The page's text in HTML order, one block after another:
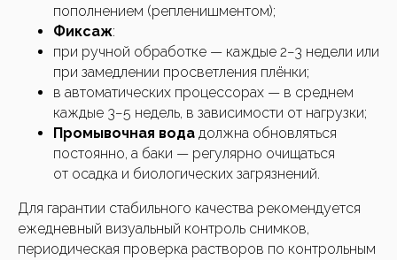
пополнением (репленишментом);
Фиксаж:
при ручной обработке — каждые 2−3 недели или
при замедлении просветления плёнки;
в автоматических процессорах — в среднем
каждые 3−5 недель, в зависимости от нагрузки;
Промывочная вода должна обновляться
постоянно, а баки — регулярно очищаться
от осадка и биологических загрязнений.
Для гарантии стабильного качества рекомендуется
ежедневный визуальный контроль снимков,
периодическая проверка растворов по контрольным